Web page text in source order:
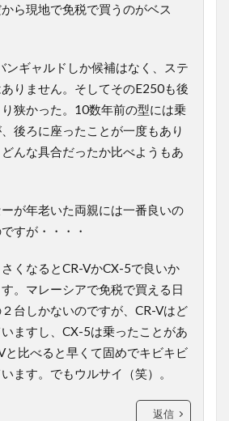
ら現地で免税で買うのがベス
ンギャルドしか候補はなく、ステ
りません。そしてそのE250も後
狭かった。10数年前の型には乗
後ろに座ったことが一度もあり
んな具合だったか比べようもあ
が年老いた両親には一番良いの
すが・・・・
くなるとCR-VかCX-5で良いか
。マレーシアで免税で買える日
台しかないのですが、CR-Vはど
ますし、CX-5は乗ったことがあ
と比べると早くて固めでキビキビ
ます。でもウルサイ（笑）。
返信